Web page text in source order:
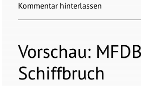
Kommentar hinterlassen
Vorschau:
Schiffbruch